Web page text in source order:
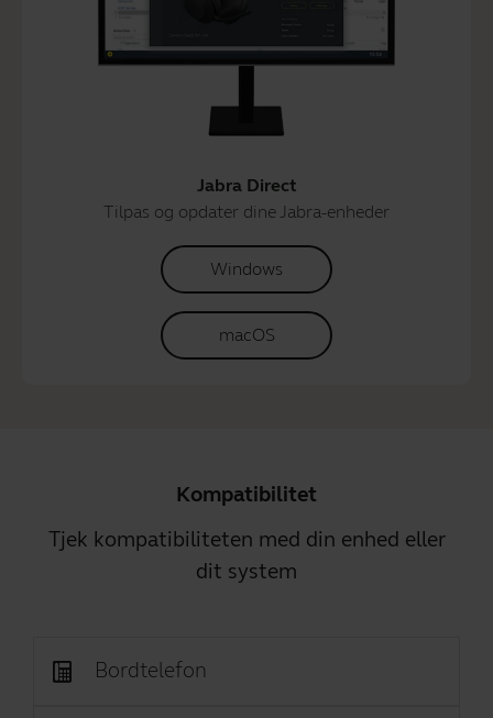
Jabra Direct
Tilpas og opdater dine Jabra-enheder
Windows
macOS
Kompatibilitet
Tjek kompatibiliteten med din enhed eller
dit system
Bordtelefon